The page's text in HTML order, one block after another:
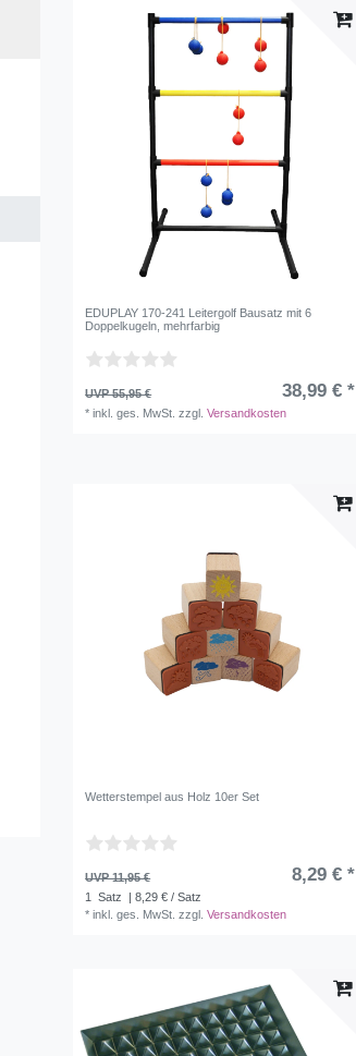
EDUPLAY 170-241 Leitergolf Bausatz mit 6
Doppelkugeln, mehrfarbig
UVP 55,95 € 38,99 € *
*inkl. ges. MwSt. zzgl.Versandkosten
Wetterstempel aus Holz 10er Set
UVP 11,95 € 8,29 € *
1 Satz
| 8,29 € / Satz
*inkl. ges. MwSt. zzgl.Versandkosten